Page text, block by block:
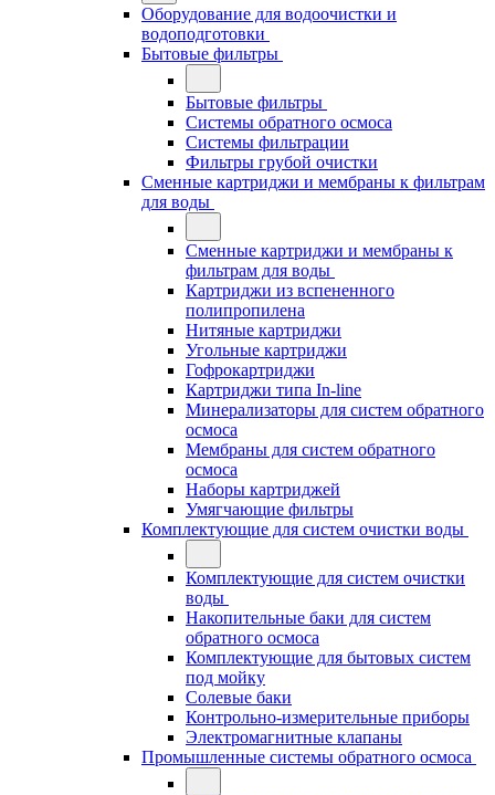
Оборудование для водоочистки и
водоподготовки
Бытовые фильтры
Бытовые фильтры
Системы обратного осмоса
Системы фильтрации
Фильтры грубой очистки
Сменные картриджи и мембраны к фильтрам
для воды
Сменные картриджи и мембраны к
фильтрам для воды
Картриджи из вспененного
полипропилена
Нитяные картриджи
Угольные картриджи
Гофрокартриджи
Картриджи типа In-line
Минерализаторы для систем обратного
осмоса
Мембраны для систем обратного
осмоса
Наборы картриджей
Умягчающие фильтры
Комплектующие для систем очистки воды
Комплектующие для систем очистки
воды
Накопительные баки для систем
обратного осмоса
Комплектующие для бытовых систем
под мойку
Солевые баки
Контрольно-измерительные приборы
Электромагнитные клапаны
Промышленные системы обратного осмоса